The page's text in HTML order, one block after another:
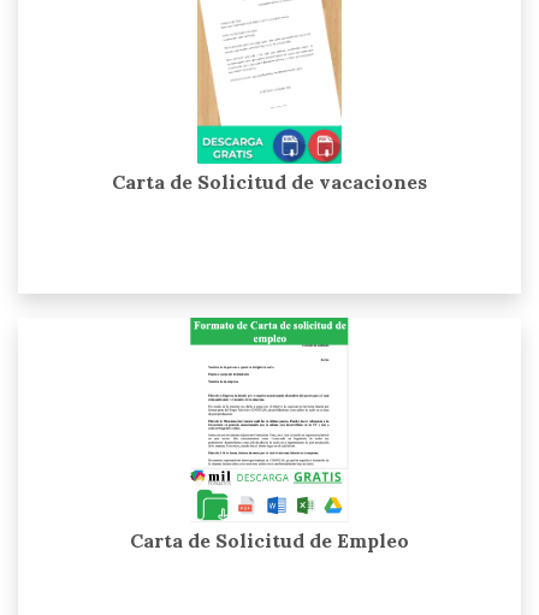
Carta de Solicitud de vacaciones
Carta de Solicitud de Empleo